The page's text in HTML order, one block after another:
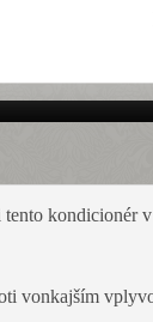
tento kondicionér
vonkajším